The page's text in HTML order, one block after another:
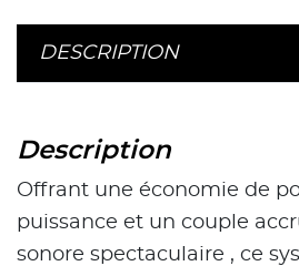
DESCRIPTION
Description
Offrant une économie de
puissance et un couple
sonore spectaculaire , ce